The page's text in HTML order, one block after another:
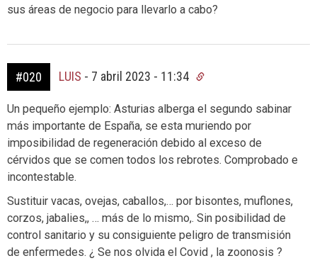
sus áreas de negocio para llevarlo a cabo?
#020 LUIS - 7 abril 2023 - 11:34
Un pequeño ejemplo: Asturias alberga el segundo sabinar
más importante de España, se esta muriendo por
imposibilidad de regeneración debido al exceso de
cérvidos que se comen todos los rebrotes. Comprobado e
incontestable.
Sustituir vacas, ovejas, caballos,… por bisontes, muflones,
corzos, jabalies,, … más de lo mismo,. Sin posibilidad de
control sanitario y su consiguiente peligro de transmisión
de enfermedes. ¿ Se nos olvida el Covid , la zoonosis ?